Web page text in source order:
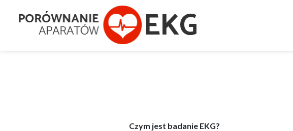
Czym jest badanie EKG?